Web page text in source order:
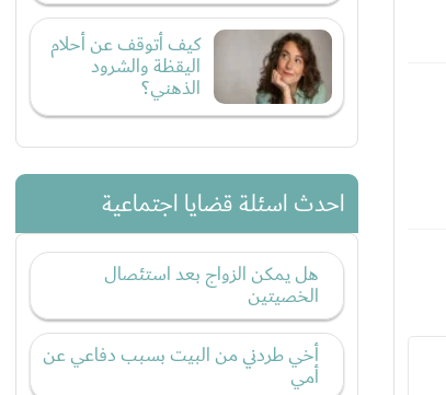
كيف أتوقف عن أحلام
اليقظة والشرود
الذهني؟
احدث اسئلة قضايا اجتماعية
هل يمكن الزواج بعد استئصال
الخصيتين
أخي طردني من البيت بسبب دفاعي عن
أمي